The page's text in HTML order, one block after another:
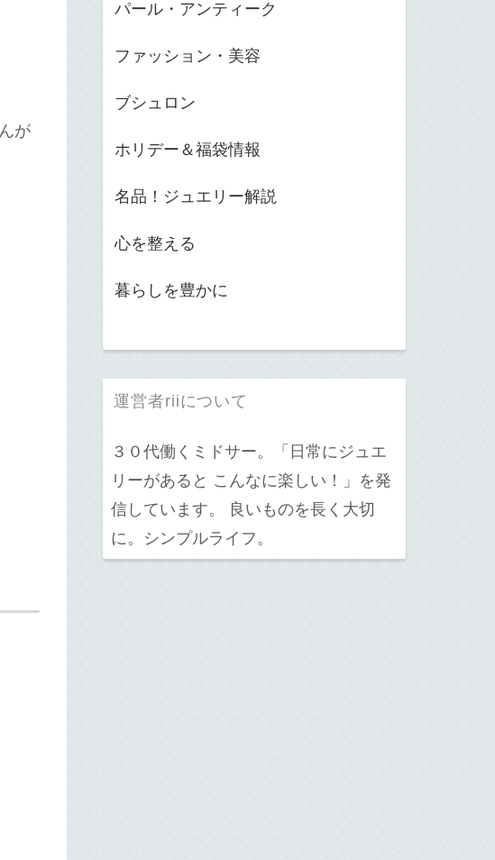
が
パール・アンティーク
ファッション・美容
ブシュロン
ホリデー＆福袋情報
名品！ジュエリー解説
心を整える
暮らしを豊かに
運営者riiについて
３０代働くミドサー。「日常にジュエ
リーがあると こんなに楽しい！」を発
信しています。 良いものを長く大切
に。シンプルライフ。